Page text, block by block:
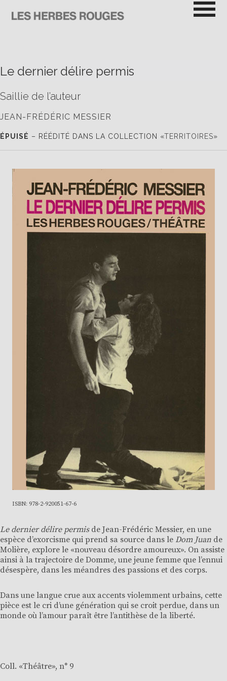
contenu
Le dernier délire permis
Saillie de l’auteur
JEAN-FRÉDÉRIC MESSIER
ÉPUISÉ – RÉÉDITÉ DANS LA COLLECTION «TERRITOIRES»
ISBN: 978-2-920051-67-6
Le dernier délire permis de Jean-Frédéric Messier, en une
espèce d’exorcisme qui prend sa source dans le Dom Juan de
Molière, explore le «nouveau désordre amoureux». On assiste
ainsi à la trajectoire de Domme, une jeune femme que l’ennui
désespère, dans les méandres des passions et des corps.
Dans une langue crue aux accents violemment urbains, cette
pièce est le cri d’une génération qui se croit perdue, dans un
monde où l’amour paraît être l’antithèse de la liberté.
Coll. «Théâtre», n° 9